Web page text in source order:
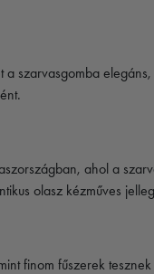
szarvasgomba
ahol a
olasz kézműves
finom fűszerek